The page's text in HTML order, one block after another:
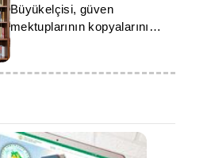
Büyükelçisi, güven
mektuplarının kopyalarını
takdim etti